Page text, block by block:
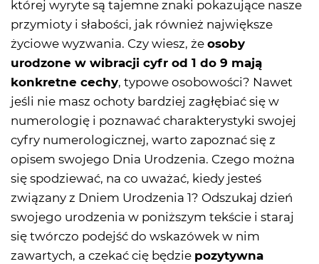
której wyryte są tajemne znaki pokazujące nasze
przymioty i słabości, jak również największe
życiowe wyzwania. Czy wiesz, że osoby
urodzone w wibracji cyfr od 1 do 9 mają
konkretne cechy, typowe osobowości? Nawet
jeśli nie masz ochoty bardziej zagłębiać się w
numerologię i poznawać charakterystyki swojej
cyfry numerologicznej, warto zapoznać się z
opisem swojego Dnia Urodzenia. Czego można
się spodziewać, na co uważać, kiedy jesteś
związany z Dniem Urodzenia 1? Odszukaj dzień
swojego urodzenia w poniższym tekście i staraj
się twórczo podejść do wskazówek w nim
zawartych, a czekać cię będzie pozytywna